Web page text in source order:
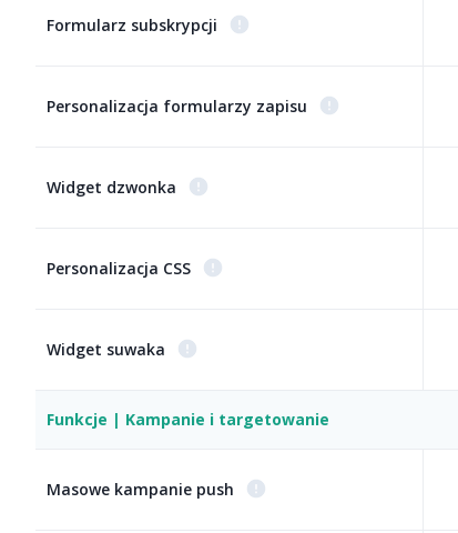
Formularz subskrypcji
Personalizacja formularzy zapisu
Widget dzwonka
Personalizacja CSS
Widget suwaka
Funkcje | Kampanie i targetowanie
Masowe kampanie push